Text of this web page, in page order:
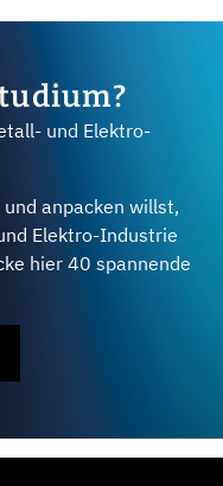
und Elektro-
anpacken willst,
Elektro-Industrie
hier 40 spannende